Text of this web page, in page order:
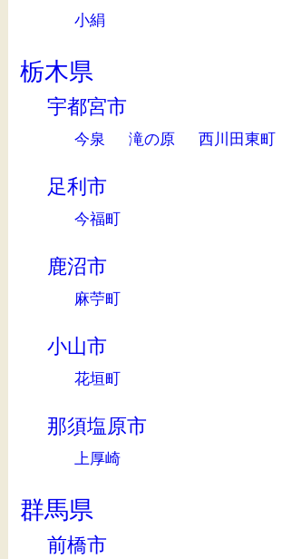
小絹
栃木県
宇都宮市
今泉 滝の原 西川田東町
足利市
今福町
鹿沼市
麻苧町
小山市
花垣町
那須塩原市
上厚崎
群馬県
前橋市